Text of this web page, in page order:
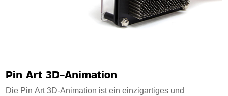
Pin Art 3D-Animation
Die Pin Art 3D-Animation ist ein einzigartiges und